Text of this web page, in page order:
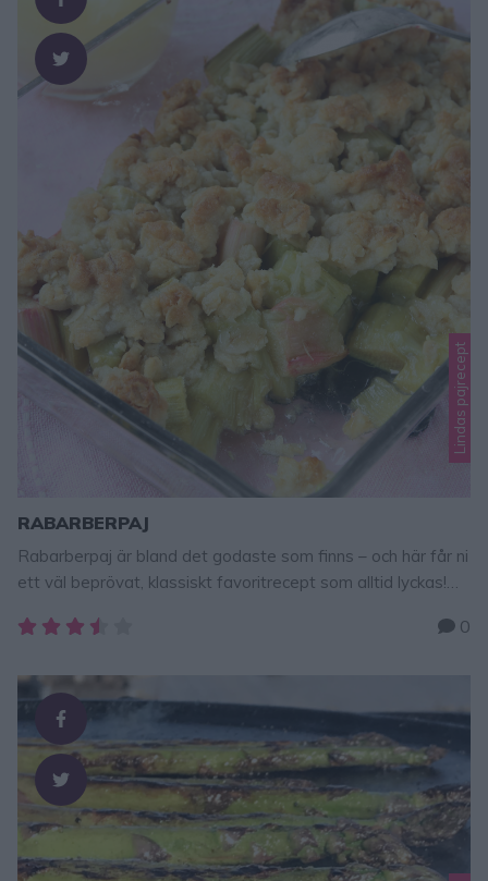
Lindas pajrecept
RABARBERPAJ
Rabarberpaj är bland det godaste som finns – och här får ni
ett väl beprövat, klassiskt favoritrecept som alltid lyckas!
på storlek 3–4 msk strösocker 1 msk potatismjöl Smuldeg
strösocker ½ tsk flingsalt GÖR SÅ HÄR 1. Sätt …
0